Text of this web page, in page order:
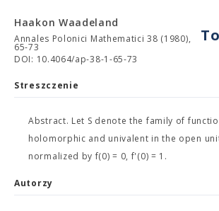
Haakon Waadeland
Annales Polonici Mathematici 38 (1980),
65-73
DOI: 10.4064/ap-38-1-65-73
Streszczenie
Abstract. Let S denote the family of
holomorphic and univalent in the open
normalized by f(0) = 0, f'(0) = 1.
Autorzy